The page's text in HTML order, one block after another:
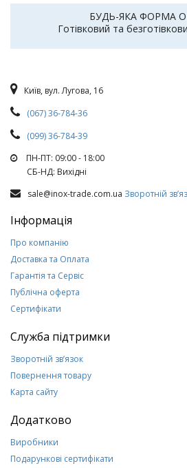
БУДЬ-ЯКА ФОРМА
Готівковий та
Київ, вул. Лугова, 16
(067) 36-784-36
(099) 36-784-39
ПН-ПТ: 09:00 - 18:00
СБ-НД: Вихiднi
sale@inox-trade.com.ua Зворотній
Інформація
Про компанію
Доставка та Оплата
Гарантія та Сервіс
Публічна оферта
Сертифікати
Служба підтримки
Зворотній зв’язок
Повернення товару
Карта сайту
Додатково
Виробники
Подарункові сертифікати